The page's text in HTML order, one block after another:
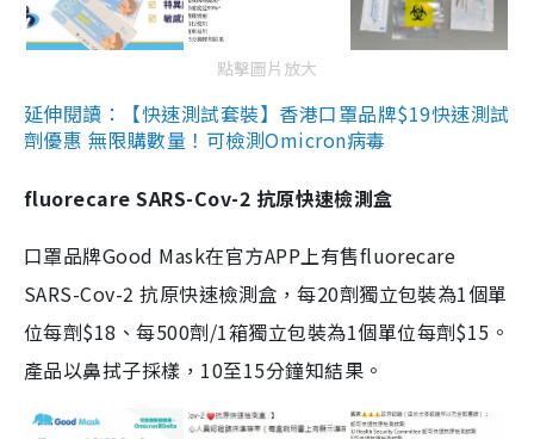
點擊圖片放大
延伸閱讀：【快速測試套裝】香港口罩品牌$19快速測試
劑優惠 無限購數量！可檢測Omicron病毒
fluorecare SARS-Cov-2 抗原快速檢測盒
口罩品牌Good Mask在官方APP上有售fluorecare
SARS-Cov-2 抗原快速檢測盒，每20劑獨立包裝為1個單
位每劑$18、每500劑/1箱獨立包裝為1個單位每劑$15。
產品以鼻拭子採樣，10至15分鐘知結果。